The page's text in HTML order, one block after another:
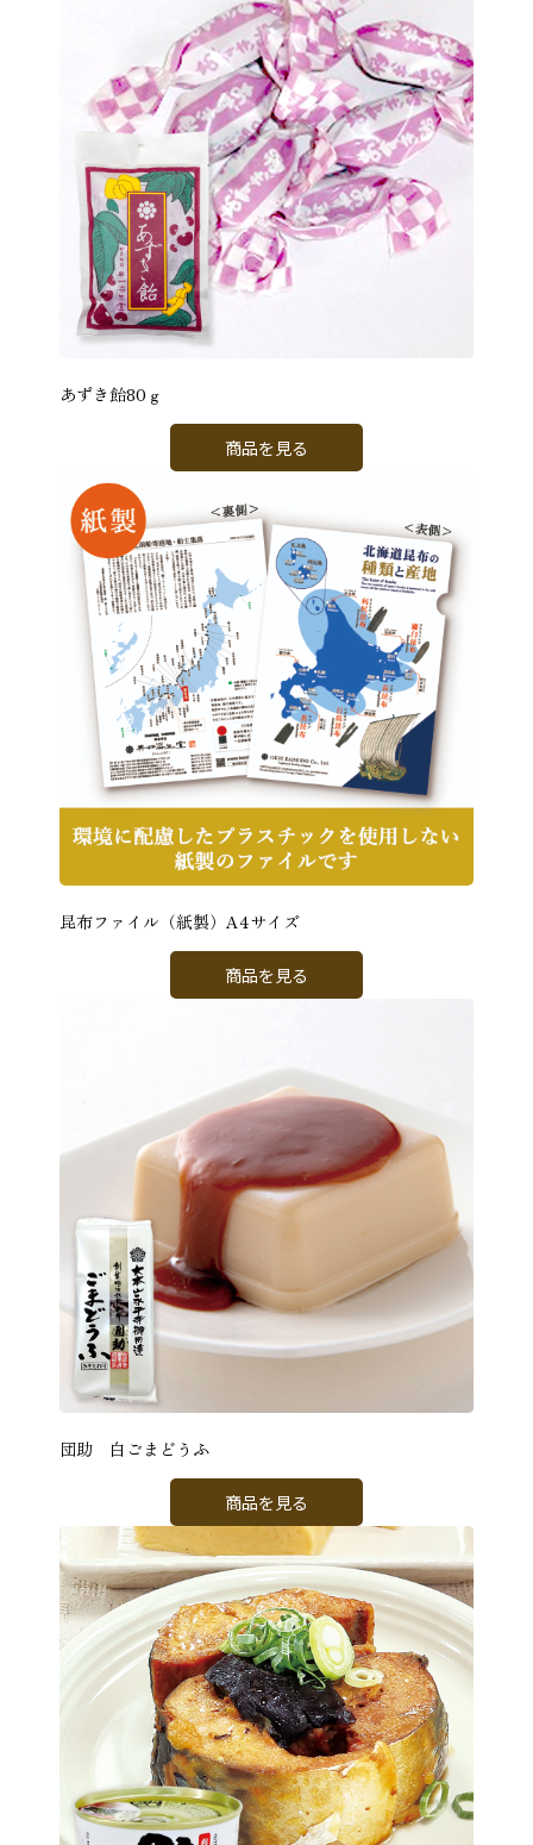
あずき飴80ｇ
商品を見る
昆布ファイル（紙製）A4サイズ
商品を見る
団助 白ごまどうふ
商品を見る